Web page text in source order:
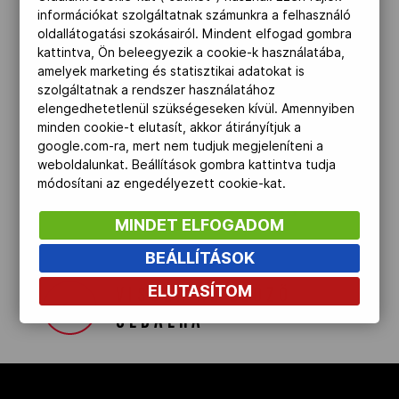
Kettőskarrier-program
NOB
Társszervezetek
Magyarország 15 éremmel a nemzetek
közt a második helyen végzett a római
úszó Európa-bajnokságon, a medencés
számokban. Az olimpiai bajnok Milák
Kristóf 3 aranyat és 1 ezüstöt nyert.
VISSZA AZ ELŐZŐ
OLDALRA
információkat szolgáltatnak számunkra a felhasználó
oldallátogatási szokásairól. Mindent elfogad gombra
kattintva, Ön beleegyezik a cookie-k használatába,
amelyek marketing és statisztikai adatokat is
szolgáltatnak a rendszer használatához
elengedhetetlenül szükségeseken kívül. Amennyiben
minden cookie-t elutasít, akkor átirányítjuk a
google.com-ra, mert nem tudjuk megjeleníteni a
weboldalunkat. Beállítások gombra kattintva tudja
módosítani az engedélyezett cookie-kat.
MINDET ELFOGADOM
BEÁLLÍTÁSOK
ELUTASÍTOM